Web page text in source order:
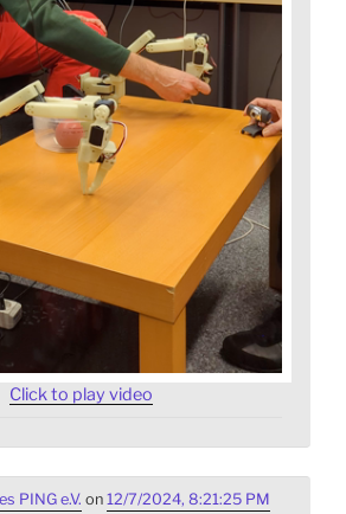
Click to play video
PING e.V. on 12/7/2024, 8:21:25 PM